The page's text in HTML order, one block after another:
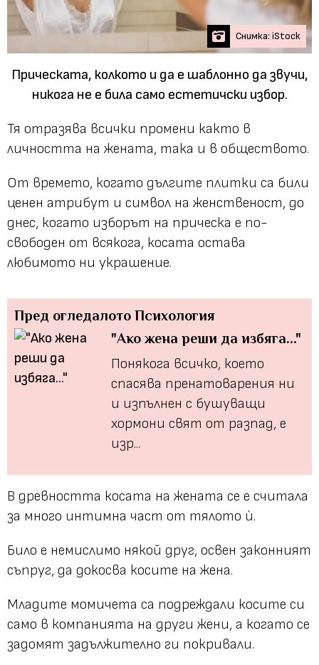
Снимка: iStock
Прическата, колкото и да е шаблонно да звучи,
никога не е била само естетичски избор.
Тя отразява всички промени както в
личността на жената, така и в обществото.
От времето, когато дългите плитки са били
ценен атрибут и символ на женственост, до
днес, когато изборът на прическа е по-
свободен от всякога, косата остава
любимото ни украшение.
Пред огледалото Психология
"Ако жена реши да избяга..."
Понякога всичко, което
спасява пренатоварения ни
и изпълнен с бушуващи
хормони свят от разпад, е
изр...
В древността косата на жената се е считала
за много интимна част от тялото ѝ.
Било е немислимо някой друг, освен законният
съпруг, да докосва косите на жена.
Младите момичета са подреждали косите си
само в компанията на други жени, а когато се
задомят задължително ги покривали.